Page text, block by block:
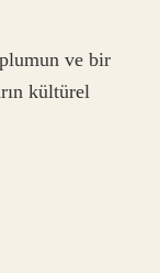
ve bir
kültürel